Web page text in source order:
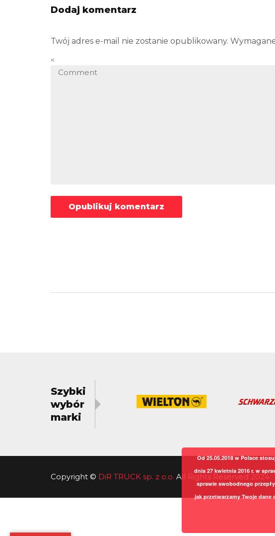
Dodaj komentarz
Twój adres e-mail nie zostanie opublikowany.
<
Szybki
wybór
marki
Copyright © DiR TRUCK sp. z o.o. All Rights Reserved 2024
Od 25.05.2018 w Polsce
dnia 27 kwietnia 2016 r. w
sprawie swobodnego
jak przetwarzamy Twoje dane